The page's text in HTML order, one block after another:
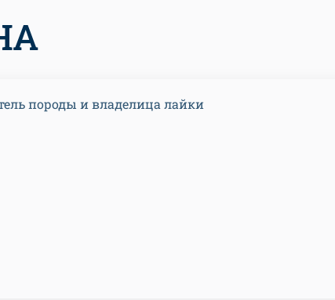
породы и владелица лайки